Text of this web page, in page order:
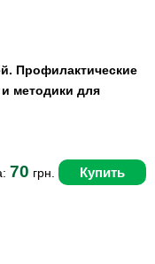
Профилактические
методики для
70 грн. Купить